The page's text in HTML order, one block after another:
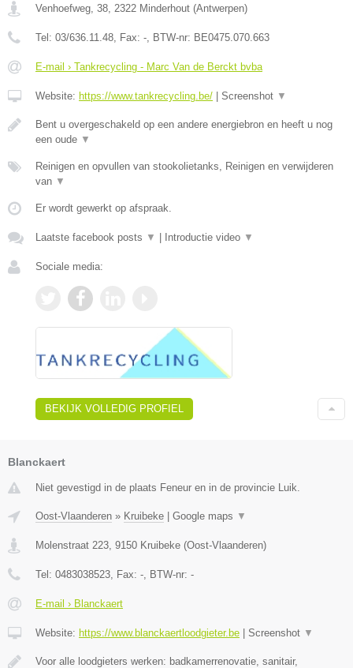
Venhoefweg, 38 2322 Minderhout (Antwerpen)
Tel: 03/636.11.48 , Fax: - , BTW-nr: BE0475.070.663
E-mail › Tankrecycling - Marc Van de Berckt bvba
Website: https://www.tankrecycling.be/ | Screenshot ▼
Bent u overgeschakeld op een andere energiebron en heeft u nog
een oude ▼
Reinigen en opvullen van stookolietanks, Reinigen en verwijderen
van ▼
Er wordt gewerkt op afspraak.
Laatste facebook posts ▼ | Introductie video ▼
Sociale media:
BEKIJK VOLLEDIG PROFIEL
Blanckaert
Niet gevestigd in de plaats Feneur en in de provincie Luik.
Oost-Vlaanderen » Kruibeke Google maps ▼
Molenstraat 223 9150 Kruibeke (Oost-Vlaanderen)
Tel: 0483038523 , Fax: - , BTW-nr: -
E-mail › Blanckaert
Website: https://www.blanckaertloodgieter.be Screenshot ▼
Voor alle loodgieters werken: badkamerrenovatie, sanitair,